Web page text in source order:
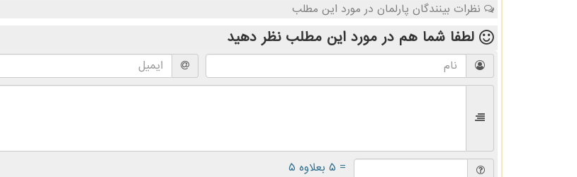
نظرات بینندگان پارلمان در مورد این مطلب
لطفا شما هم در مورد این مطلب نظر دهید
= ۵ بعلاوه ۵